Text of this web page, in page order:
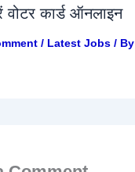
कार्ड ऑनलाइन
/ Latest Jobs/ By